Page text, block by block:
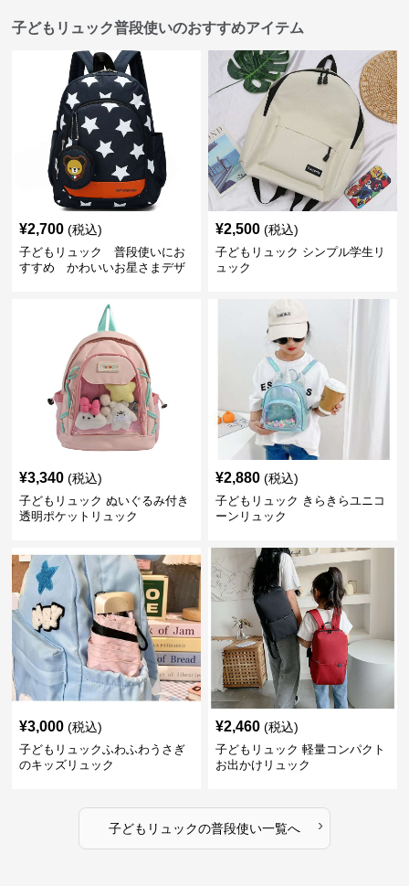
子どもリュック普段使いのおすすめアイテム
¥2,700 (税込)
子どもリュック 普段使いにお
すすめ かわいいお星さまデザ
¥2,500 (税込)
子どもリュック シンプル学生リ
ュック
¥3,340 (税込)
子どもリュック ぬいぐるみ付き
透明ポケットリュック
¥2,880 (税込)
子どもリュック きらきらユニコ
ーンリュック
¥3,000 (税込)
子どもリュックふわふわうさぎ
のキッズリュック
¥2,460 (税込)
子どもリュック 軽量コンパクト
お出かけリュック
子どもリュックの普段使い一覧へ ›